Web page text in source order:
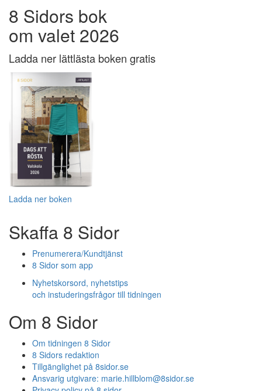
8 Sidors bok
om valet 2026
Ladda ner lättlästa boken gratis
Ladda ner boken
Skaffa 8 Sidor
Prenumerera/Kundtjänst
8 Sidor som app
Nyhetskorsord, nyhetstips
och instuderingsfrågor till tidningen
Om 8 Sidor
Om tidningen 8 Sidor
8 Sidors redaktion
Tillgänglighet på 8sidor.se
Ansvarig utgivare: marie.hillblom@8sidor.se